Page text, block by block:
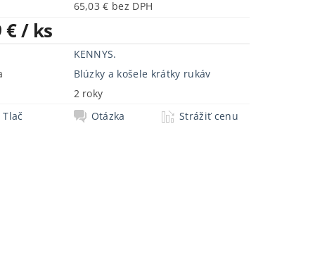
65,03 € bez DPH
€/ ks
KENNYS.
Blúzky a košele krátky rukáv
2 roky
Tlač
Otázka Strážiť cenu